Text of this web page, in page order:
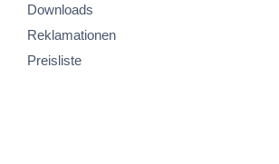
Downloads
Reklamationen
Preisliste